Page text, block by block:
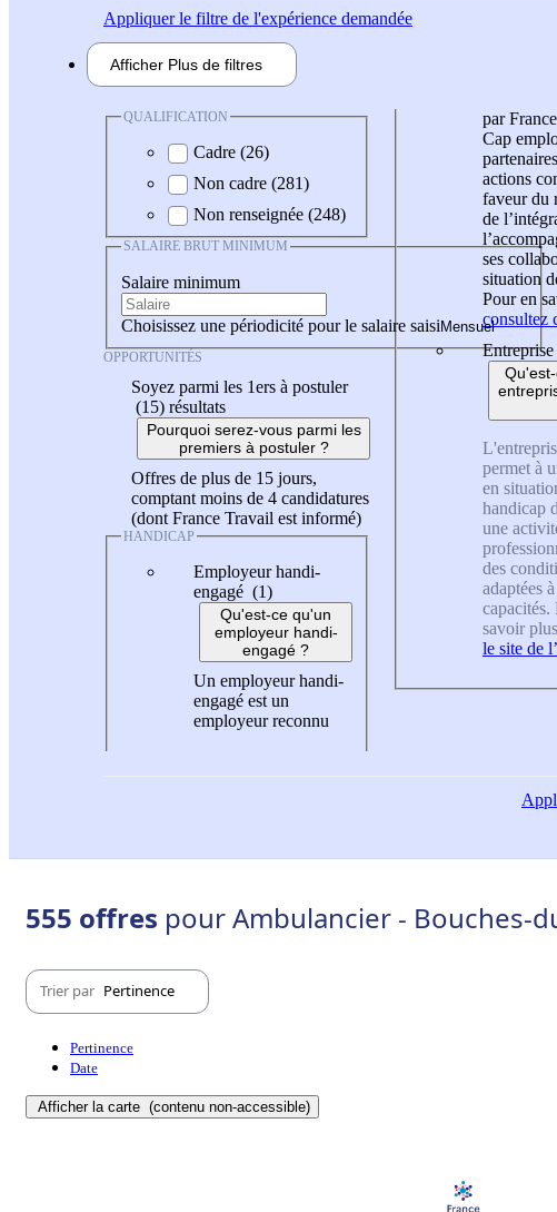
Appliquerle filtre de l'expérience demandée
Afficher Plus de filtres
QUALIFICATION
Cadre (26)
Non cadre (281)
Non renseignée (248)
SALAIRE BRUT MINIMUM
Salaire minimum
Choisissez une périodicité pour le salaire saisi
OPPORTUNITÉS
Soyez parmi les 1ers à postuler
(15) résultats
Pourquoi serez-vous parmi les
premiers à postuler ?
Offres de plus de 15 jours,
comptant moins de 4 candidatures
(dont France Travail est informé)
HANDICAP
Employeur handi-
engagé (1)
Qu'est-ce qu'un
employeur handi-
engagé ?
Un employeur handi-
engagé est un
employeur reconnu
par
Cap
actions
faveur du
de
ses
situation
Pour en
consultez
Entreprise
permet à
en
handicap
une
des
adaptées
capacités.
savoir
le site de
555 offres pour Ambulancier - Bouches-
Trier par Pertinence
Pertinence
Date
Afficher la carte (contenu non-accessible)